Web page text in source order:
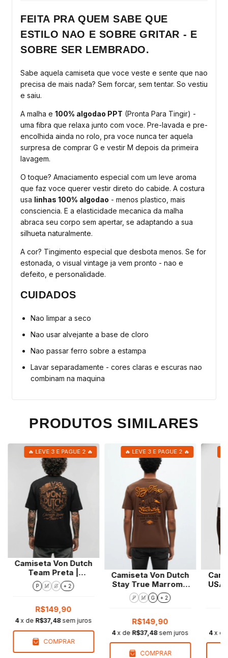
FEITA PRA QUEM SABE QUE
ESTILO NAO E SOBRE GRITAR - E
SOBRE SER LEMBRADO.
Sabe aquela camiseta que voce veste e sente que nao
precisa de mais nada? Sem forcar, sem tentar. So vestiu
e saiu.
A malha e 100% algodao PPT (Pronta Para Tingir) -
uma fibra que relaxa junto com voce. Pre-lavada e pre-
encolhida ainda no rolo, pra voce nunca ter aquela
surpresa de comprar G e vestir M depois da primeira
lavagem.
O toque? Amaciamento especial com um leve aroma
que faz voce querer vestir direto do cabide. A costura
usa linhas 100% algodao - menos plastico, mais
consciencia. E a elasticidade mecanica da malha
abraca seu corpo sem apertar, se adaptando a sua
silhueta naturalmente.
A cor? Tingimento especial que desbota menos. Se for
estonada, o visual vintage ja vem pronto - nao e
defeito, e personalidade.
CUIDADOS
Nao limpar a seco
Nao usar alvejante a base de cloro
Nao passar ferro sobre a estampa
Lavar separadamente - cores claras e escuras nao
combinam na maquina
PRODUTOS SIMILARES
🔥 LEVE 3 E PAGUE 2 🔥
Camiseta Von Dutch
Team Preta |
Regular Fit
P M G + 2
R$149,90
4 x de R$37,48 sem juros
COMPRAR
🔥 LEVE 3 E PAGUE 2 🔥
Camiseta Von Dutch
Stay True Marrom |
Regular Fit
P M G + 2
R$149,90
4 x de R$37,48 sem juros
COMPRAR
USA
4 x